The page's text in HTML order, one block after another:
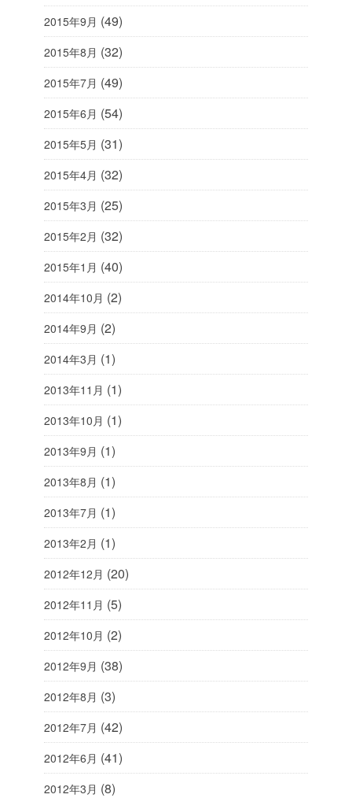
2015年9月 (49)
2015年8月 (32)
2015年7月 (49)
2015年6月 (54)
2015年5月 (31)
2015年4月 (32)
2015年3月 (25)
2015年2月 (32)
2015年1月 (40)
2014年10月 (2)
2014年9月 (2)
2014年3月 (1)
2013年11月 (1)
2013年10月 (1)
2013年9月 (1)
2013年8月 (1)
2013年7月 (1)
2013年2月 (1)
2012年12月 (20)
2012年11月 (5)
2012年10月 (2)
2012年9月 (38)
2012年8月 (3)
2012年7月 (42)
2012年6月 (41)
2012年3月 (8)